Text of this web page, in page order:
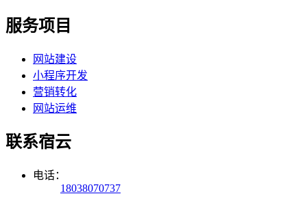
服务项目
网站建设
小程序开发
营销转化
网站运维
联系宿云
电话：
18038070737